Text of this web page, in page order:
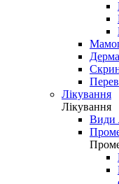
Лікування
Лікування
Види